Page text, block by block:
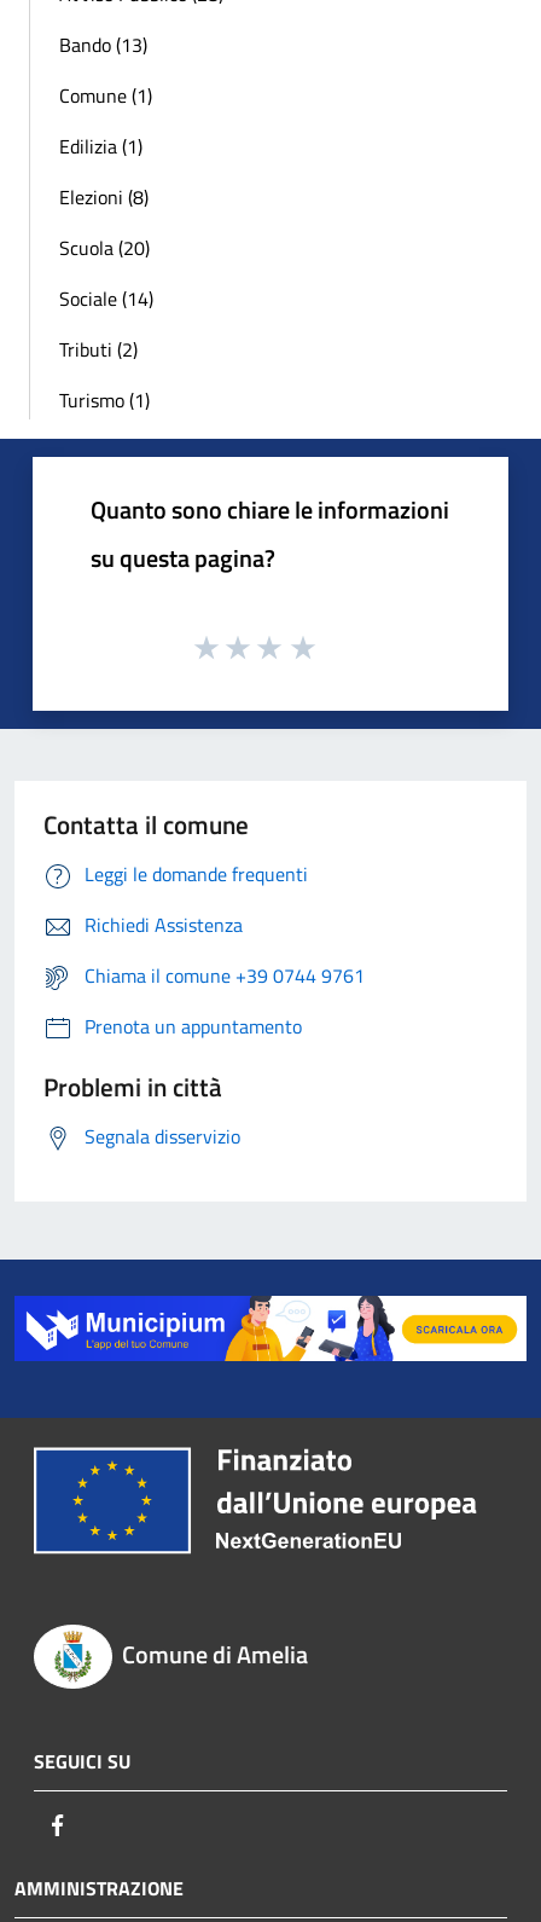
Bando (13)
Comune (1)
Edilizia (1)
Elezioni (8)
Scuola (20)
Sociale (14)
Tributi (2)
Turismo (1)
Quanto sono chiare le informazioni
su questa pagina?
Contatta il comune
Leggi le domande frequenti
Richiedi Assistenza
Chiama il comune +39 0744 9761
Prenota un appuntamento
Problemi in città
Segnala disservizio
Comune di Amelia
SEGUICI SU
AMMINISTRAZIONE